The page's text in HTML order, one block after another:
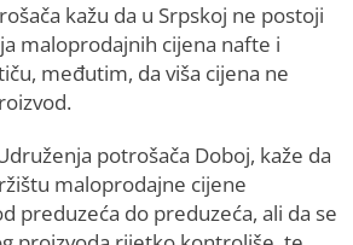
kažu da u Srpskoj ne postoji
maloprodajnih cijena nafte i
međutim, da viša cijena ne
potrošača Doboj, kaže da
maloprodajne cijene
preduzeća do preduzeća, ali da se